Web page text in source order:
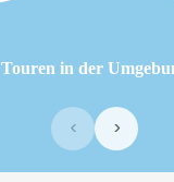
Touren in der
‹ ›